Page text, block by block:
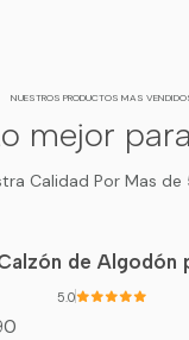
NUESTROS PRODUCTOS MAS
mejor
Calidad Por Mas de
de Algodón
5.0